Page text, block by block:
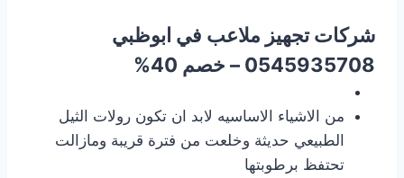
شركات تجهيز ملاعب في ابوظبي
0545935708 – خصم 40%
من الاشياء الاساسيه لابد ان تكون رولات الثيل
الطبيعي حديثة وخلعت من فترة قريبة ومازالت
تحتفظ برطوبتها